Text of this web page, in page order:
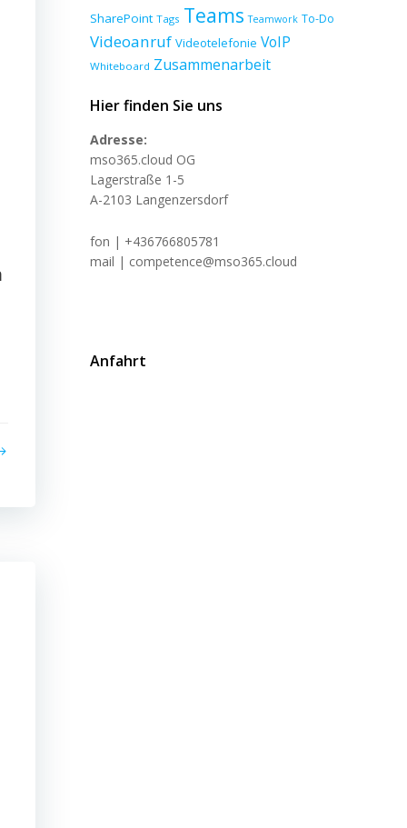
SharePoint Tags Teams Teamwork To-Do
Videoanruf Videotelefonie VoIP
Whiteboard Zusammenarbeit
Hier finden Sie uns
Adresse:
mso365.cloud OG
Lagerstraße 1-5
A-2103 Langenzersdorf
fon | +436766805781
mail | competence@mso365.cloud
Anfahrt